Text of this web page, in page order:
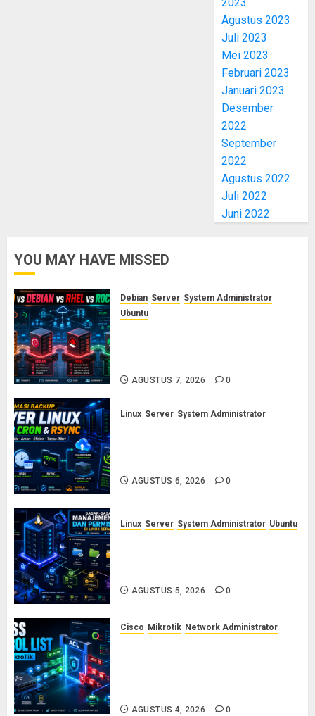
Agustus 2023
Juli 2023
Mei 2023
Februari 2023
Januari 2023
Desember
2022
September
2022
Agustus 2022
Juli 2022
Juni 2022
YOU MAY HAVE MISSED
Debian Server System Administrator
Ubuntu
AGUSTUS 7, 2026 0
Linux Server System Administrator
AGUSTUS 6, 2026 0
Linux Server System Administrator Ubuntu
AGUSTUS 5, 2026 0
Cisco Mikrotik Network Administrator
AGUSTUS 4, 2026 0